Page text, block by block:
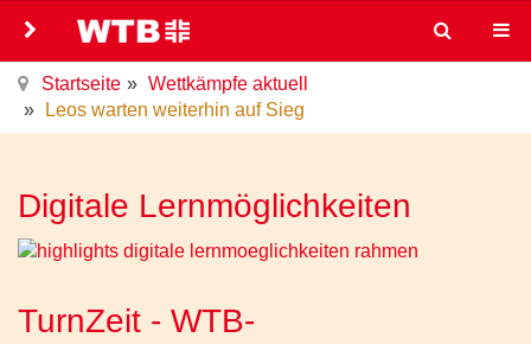
Startseite
Wettkämpfe aktuell
Leos warten weiterhin auf Sieg
Digitale Lernmöglichkeiten
TurnZeit - WTB-